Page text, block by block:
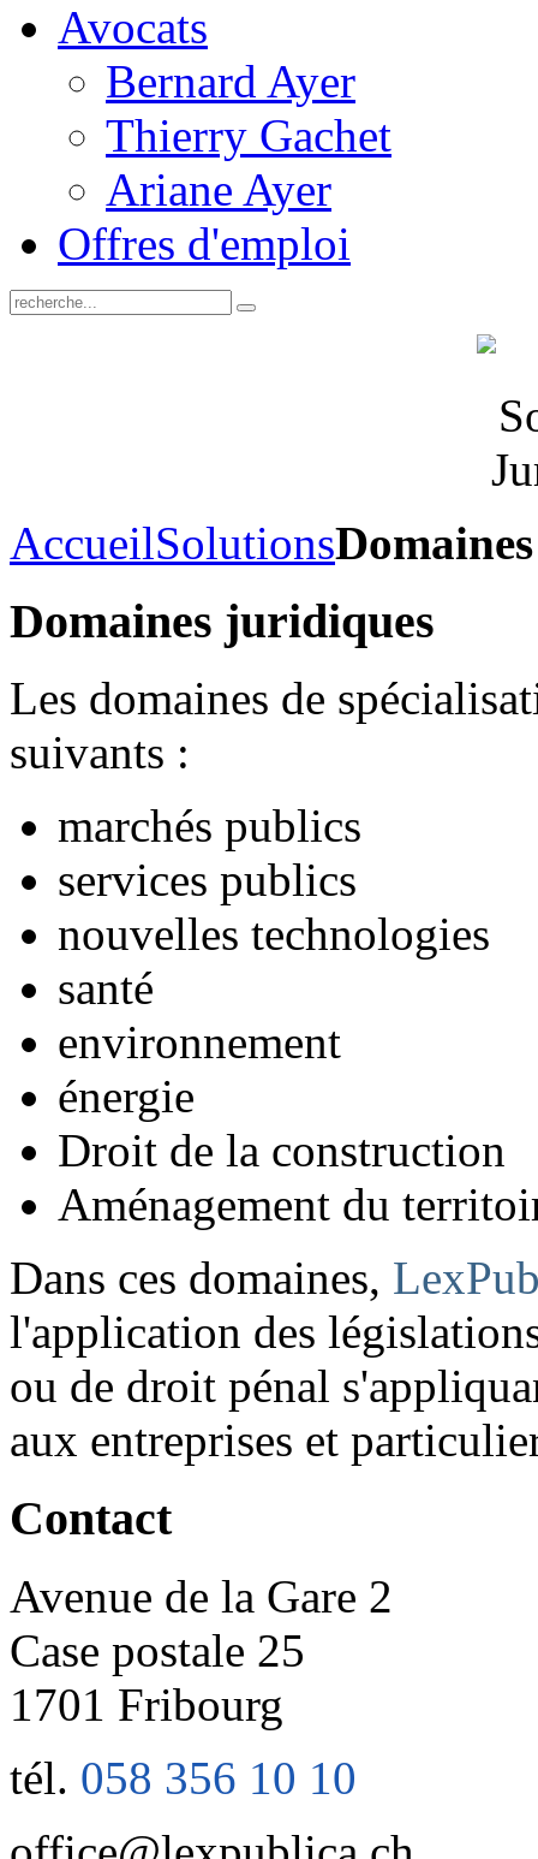
Avocats
Bernard Ayer
Thierry Gachet
Ariane Ayer
Offres d'emploi
AccueilSolutions
Domaines juridiques
Les domaines de
suivants :
marchés publics
services publics
nouvelles technologies
santé
environnement
énergie
Droit de la construction
Aménagement du
Dans ces domaines,
l'application des
ou de droit pénal
aux entreprises et
Contact
Avenue de la Gare 2
Case postale 25
1701 Fribourg
tél. 058 356 10 10